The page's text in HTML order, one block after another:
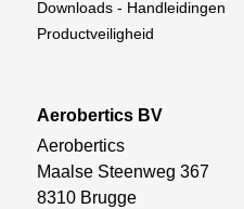
Downloads - Handleidingen
Productveiligheid
Aerobertics BV
Aerobertics
Maalse Steenweg 367
8310 Brugge